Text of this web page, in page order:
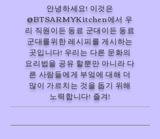
안녕하세요! 이것은
@BTSARMYKitchen에서 우
리 직원이든 동료 군대이든 동료
군대를위한 레시피를 게시하는
곳입니다! 우리는 다른 문화의
요리법을 공유 할뿐만 아니라 다
른 사람들에게 부엌에 대해 더
많이 가르치는 것을 돕기 위해
노력합니다! 즐겨!